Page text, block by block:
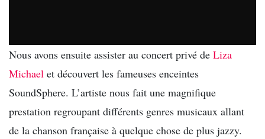
Nous avons ensuite assister au concert privé de Liza
Michael et découvert les fameuses enceintes
SoundSphere. L’artiste nous fait une magnifique
prestation regroupant différents genres musicaux allant
de la chanson française à quelque chose de plus jazzy.